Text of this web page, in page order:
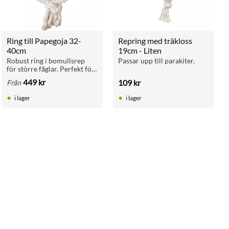
Ring till Papegoja 32-
40cm
Robust ring i bomullsrep
för större fåglar. Perfekt för
i bur eller ställning.
Från 449kr
i lager
Repring med träkloss
19cm - Liten
Passar upp till parakiter.
109kr
i lager
i favoriter